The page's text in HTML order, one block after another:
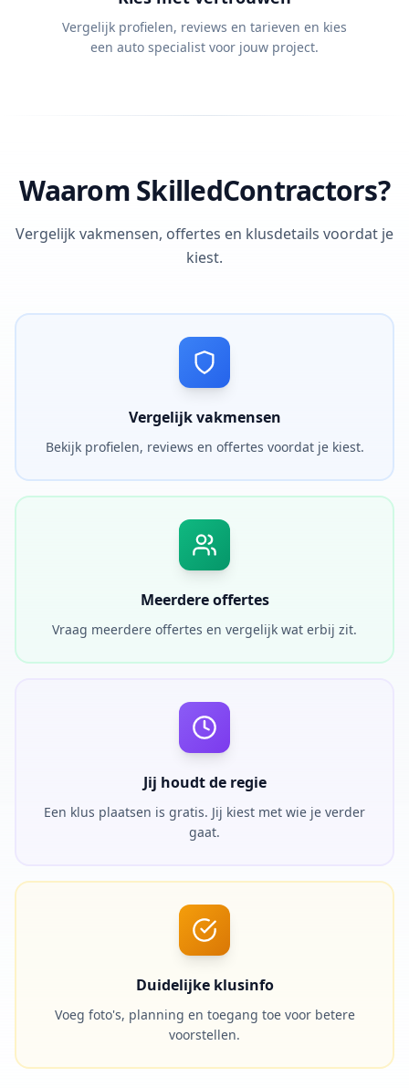
Vergelijk profielen, reviews en tarieven en kies
een auto specialist voor jouw project.
Waarom SkilledContractors?
Vergelijk vakmensen, offertes en klusdetails voordat je
kiest.
Vergelijk vakmensen
Bekijk profielen, reviews en offertes voordat je kiest.
Meerdere offertes
Vraag meerdere offertes en vergelijk wat erbij zit.
Jij houdt de regie
Een klus plaatsen is gratis. Jij kiest met wie je verder
gaat.
Duidelijke klusinfo
Voeg foto's, planning en toegang toe voor betere
voorstellen.